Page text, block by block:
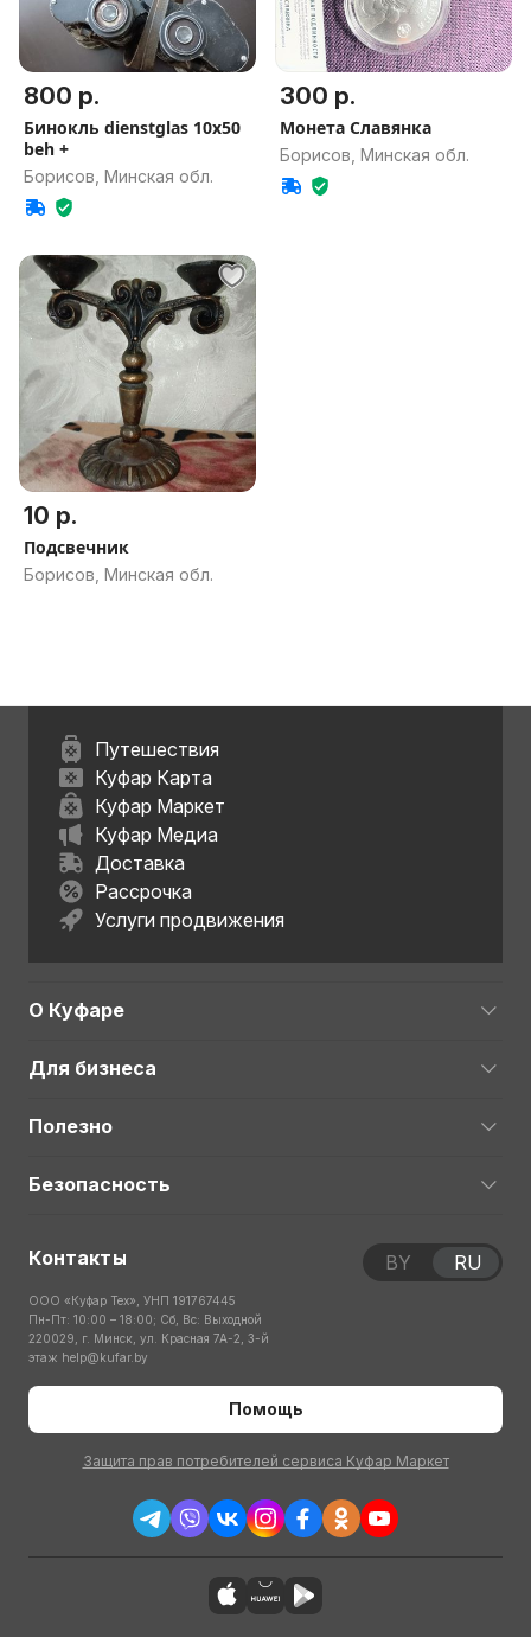
800 р.
Бинокль dienstglas 10x50
beh +
Борисов, Минская обл.
300 р.
Монета Славянка
Борисов, Минская обл.
10 р.
Подсвечник
Борисов, Минская обл.
Путешествия
Куфар Карта
Куфар Маркет
Куфар Медиа
Доставка
Рассрочка
Услуги продвижения
О Куфаре
Для бизнеса
Полезно
Безопасность
Контакты
ООО «Куфар Тех», УНП 191767445
Пн-Пт: 10:00 – 18:00; Сб, Вс: Выходной
220029, г. Минск, ул. Красная 7А-2, 3-й
этаж help@kufar.by
Помощь
Защита прав потребителей сервиса Куфар Маркет
BY RU